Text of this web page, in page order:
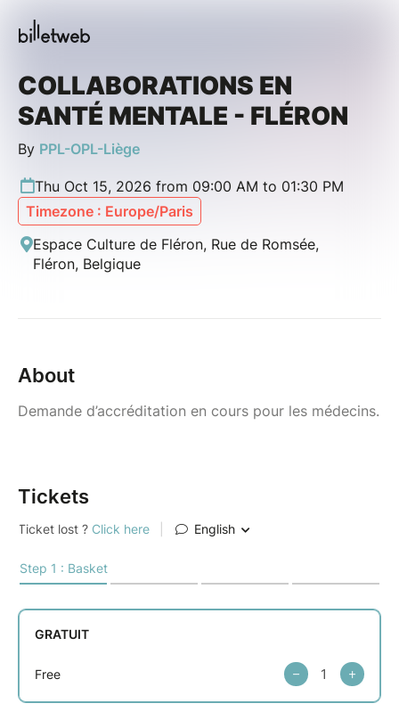
COLLABORATIONS EN
SANTÉ MENTALE - FLÉRON
By PPL-OPL-Liège
Thu Oct 15, 2026 from 09:00 AM to 01:30 PM
Timezone : Europe/Paris
Espace Culture de Fléron, Rue de Romsée,
Fléron, Belgique
About
Demande d’accréditation en cours pour les médecins.
Tickets